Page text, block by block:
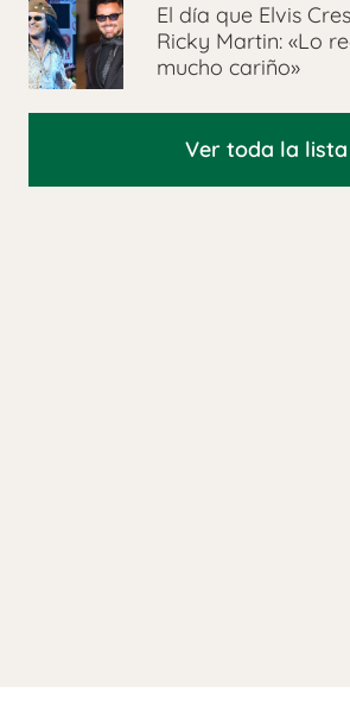
El día que Elvis
Ricky Martin: «Lo
mucho cariño»
Ver toda la lista